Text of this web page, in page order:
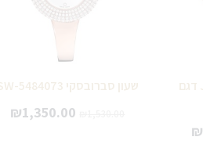
שעון ג'וויסה JOWISSA דגם
₪
שעון סברובסקי SW-5484073
₪1,350.00